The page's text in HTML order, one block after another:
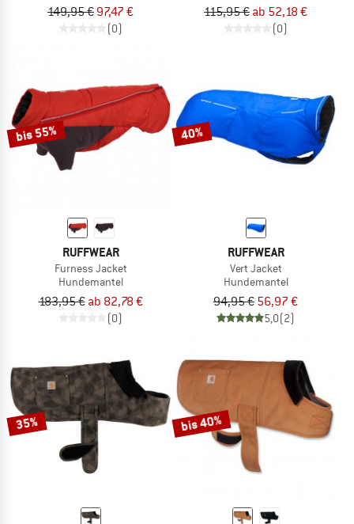
149,95 € 97,47 €
(0)
115,95 € ab 52,18 €
(0)
bis 55%
RUFFWEAR
Furness Jacket
Hundemantel
183,95 € ab 82,78 €
(0)
40%
RUFFWEAR
Vert Jacket
Hundemantel
94,95 € 56,97 €
5,0(2)
35% bis 40%